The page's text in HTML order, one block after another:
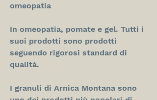
omeopatia
In omeopatia, pomate e gel. Tutti i
suoi prodotti sono prodotti
seguendo rigorosi standard di
qualità.
I granuli di Arnica Montana sono